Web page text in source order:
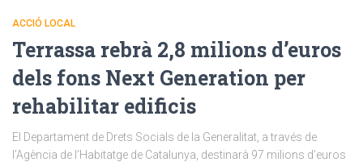
ACCIÓ LOCAL
Terrassa rebrà 2,8 milions d’euros
dels fons Next Generation per
rehabilitar edificis
El Departament de Drets Socials de la Generalitat, a través de
l’Agència de l’Habitatge de Catalunya, destinarà 97 milions d’euros